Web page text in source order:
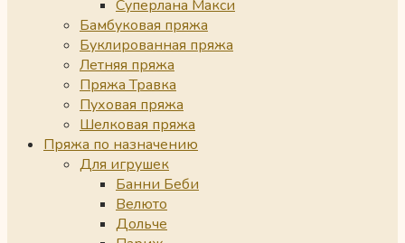
Суперлана Макси
Бамбуковая пряжа
Буклированная пряжа
Летняя пряжа
Пряжа Травка
Пуховая пряжа
Шелковая пряжа
Пряжа по назначению
Для игрушек
Банни Беби
Велюто
Дольче